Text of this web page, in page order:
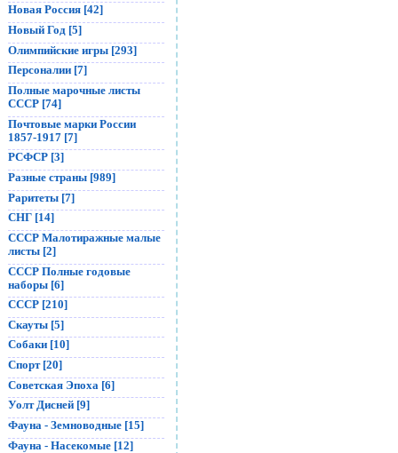
Новая Россия [42]
Новый Год [5]
Олимпийские игры [293]
Персоналии [7]
Полные марочные листы
СССР [74]
Почтовые марки России
1857-1917 [7]
РСФСР [3]
Разные страны [989]
Раритеты [7]
СНГ [14]
СССР Малотиражные малые
листы [2]
СССР Полные годовые
наборы [6]
СССР [210]
Скауты [5]
Собаки [10]
Спорт [20]
Советская Эпоха [6]
Уолт Дисней [9]
Фауна - Земноводные [15]
Фауна - Насекомые [12]